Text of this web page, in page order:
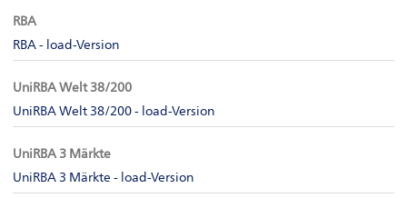
RBA
RBA - load-Version
UniRBA Welt 38/200
UniRBA Welt 38/200 - load-Version
UniRBA 3 Märkte
UniRBA 3 Märkte - load-Version